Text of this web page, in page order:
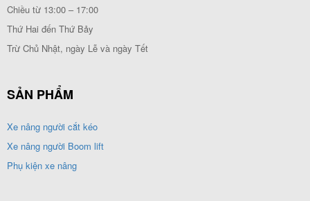
Chiều từ 13:00 – 17:00
Thứ Hai đến Thứ Bảy
Trừ Chủ Nhật, ngày Lễ và ngày Tết
SẢN PHẨM
Xe nâng người cắt kéo
Xe nâng người Boom lift
Phụ kiện xe nâng